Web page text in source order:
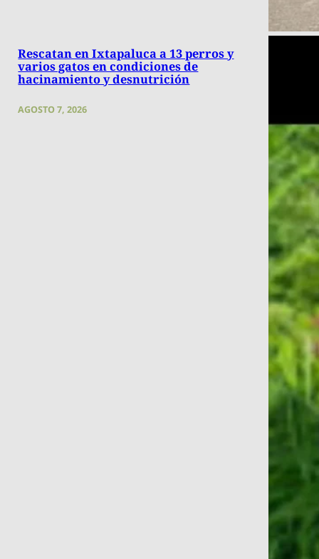
Rescatan en Ixtapaluca a 13 perros y
varios gatos en condiciones de
hacinamiento y desnutrición
AGOSTO 7, 2026